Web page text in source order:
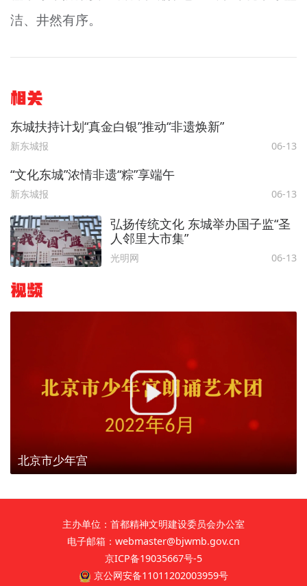
洁、井然有序。
相关
东城扶持计划“真金白银”推动“非遗焕新”
新东城报 06-13
“文化东城”浓情非遗“粽”享端午
新东城报 06-13
弘扬传统文化 东城举办国子监“圣
人邻里大市集”
光明网 06-13
视频
北京市少年宫
主办单位：首都精神文明建设委员会办公室
电子邮箱：webmaster@bjwmb.gov.cn
京ICP备19035667号-5
京公网安备11011202003959号